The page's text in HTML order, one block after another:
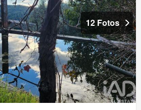
12 Fotos